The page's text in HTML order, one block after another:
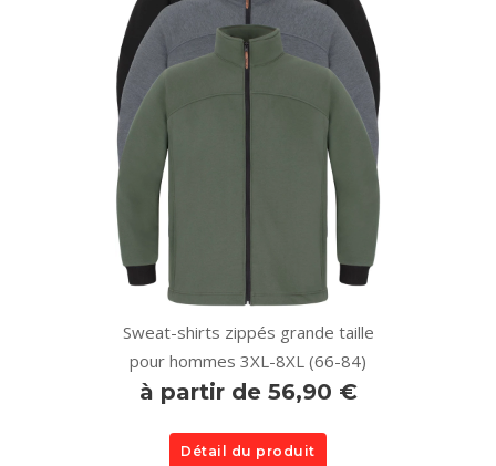
Sweat-shirts zippés grande taille
pour hommes 3XL-8XL (66-84)
à partir de 56,90 €
Détail du produit